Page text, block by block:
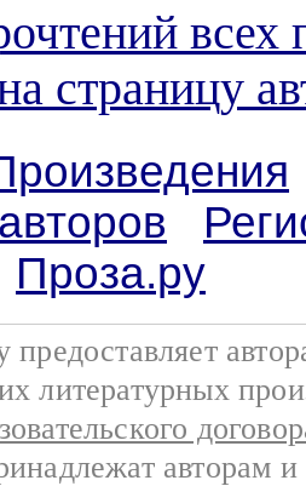
всех
страницу
Проза.ру
литературных
авторам